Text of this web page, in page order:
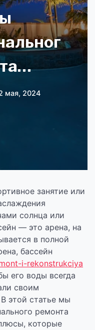
мая, 2024
занятие или
солнца или
— это арена, на
в полной
бассейн
i-rekonstrukciya
его воды всегда
своим
этой статье мы
ремонта
которые